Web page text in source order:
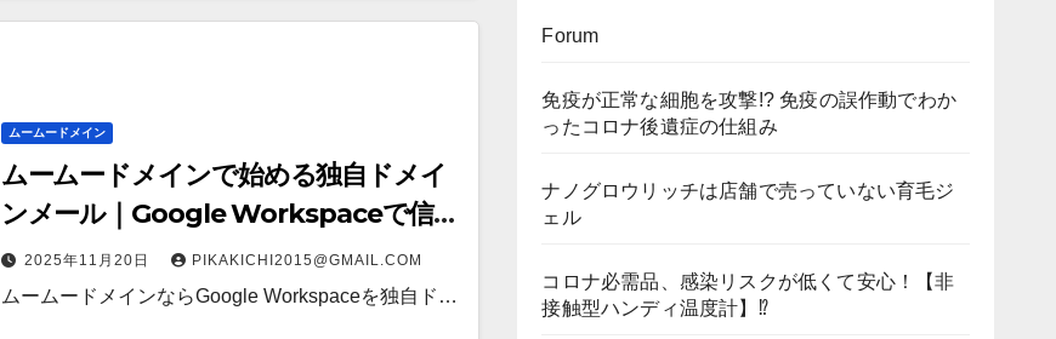
ムームードメイン
ムームードメインで始める独自ドメイ
ンメール｜Google Workspaceで信頼
と効率をアップ！
2025年11月20日 PIKAKICHI2015@GMAIL.COM
ムームードメインならGoogle Workspaceを独自ド…
Forum
免疫が正常な細胞を攻撃!? 免疫の誤作動でわか
ったコロナ後遺症の仕組み
ナノグロウリッチは店舗で売っていない育毛ジ
ェル
コロナ必需品、感染リスクが低くて安心！【非
接触型ハンディ温度計】⁉